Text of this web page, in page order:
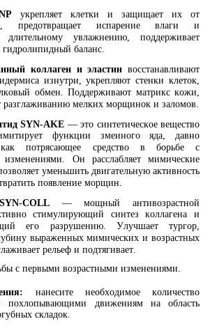
укрепляет клетки и защищает их от
предотвращает испарение влаги и
длительному увлажнению, поддерживает
баланс.
коллаген и эластин восстанавливают
изнутри, укрепляют стенки клеток,
обмен. Поддерживают матрикс кожи,
разглаживанию мелких морщинок и заломов.
SYN-AKE — это синтетическое вещество
функции змеиного яда, давно
как потрясающее средство в борьбе с
изменениями. Он расслабляет мимические
уменьшить двигательную активность
появление морщин.
COLL — мощный антивозрастной
стимулирующий синтез коллагена и
его разрушению. Улучшает тургор,
выраженных мимических и возрастных
рельеф и подтягивает.
с первыми возрастными изменениями.
нанесите необходимое количество
похлопывающими движениям на область
складок.